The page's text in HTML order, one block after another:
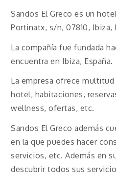
Sandos El Greco es un
Portinatx, s/n, 07810, Ibiza,
La compañía fue fundada
encuentra en Ibiza, España.
La empresa ofrece
hotel, habitaciones,
wellness, ofertas, etc.
Sandos El Greco además
en la que puedes hacer
servicios, etc. Además en
descubrir todos sus